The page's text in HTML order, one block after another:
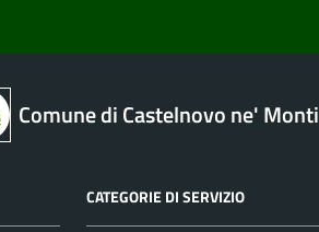
Comune di Castelnovo ne' Monti
CATEGORIE DI SERVIZIO